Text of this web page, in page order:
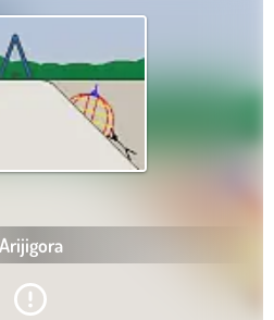
Arijigora